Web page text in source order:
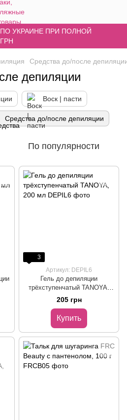
УКРАИНЕ ПРИ ПОЛНОЙ
Средства до/после
депиляции
Воск | пасти
Средства до/после депиляции
По популярности
3
Артикул: DEPIL6
Гель до депиляции
трёхступенчатый TANOYA,
200 мл
205 грн
Купить